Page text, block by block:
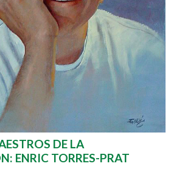
DE LA
ENRIC TORRES-PRAT